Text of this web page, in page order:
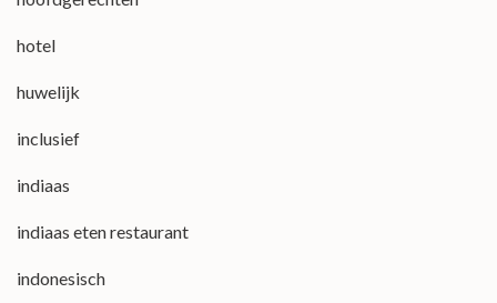
hotel
huwelijk
inclusief
indiaas
indiaas eten restaurant
indonesisch